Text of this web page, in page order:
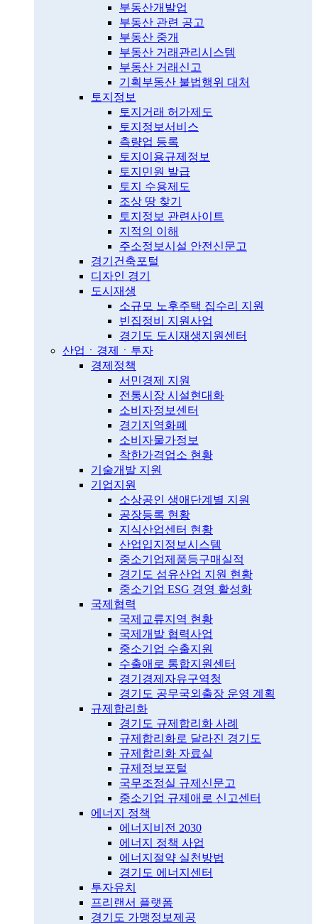
부동산개발업
부동산 관련 공고
부동산 중개
부동산 거래관리시스템
부동산 거래신고
기획부동산 불법행위 대처
토지정보
토지거래 허가제도
토지정보서비스
측량업 등록
토지이용규제정보
토지민원 발급
토지 수용제도
조상 땅 찾기
토지정보 관련사이트
지적의 이해
주소정보시설 안전신문고
경기건축포털
디자인 경기
도시재생
소규모 노후주택 집수리 지원
빈집정비 지원사업
경기도 도시재생지원센터
산업ㆍ경제ㆍ투자
경제정책
서민경제 지원
전통시장 시설현대화
소비자정보센터
경기지역화폐
소비자물가정보
착한가격업소 현황
기술개발 지원
기업지원
소상공인 생애단계별 지원
공장등록 현황
지식산업센터 현황
산업입지정보시스템
중소기업제품등구매실적
경기도 섬유산업 지원 현황
중소기업 ESG 경영 활성화
국제협력
국제교류지역 현황
국제개발 협력사업
중소기업 수출지원
수출애로 통합지원센터
경기경제자유구역청
경기도 공무국외출장 운영 계획
규제합리화
경기도 규제합리화 사례
규제합리화로 달라진 경기도
규제합리화 자료실
규제정보포털
국무조정실 규제신문고
중소기업 규제애로 신고센터
에너지 정책
에너지비전 2030
에너지 정책 사업
에너지절약 실천방법
경기도 에너지센터
투자유치
프리랜서 플랫폼
경기도 가맹정보제공